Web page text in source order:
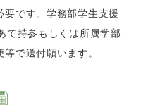
です。学務部学生支援
て持参もしくは所属学部
で送付願います。